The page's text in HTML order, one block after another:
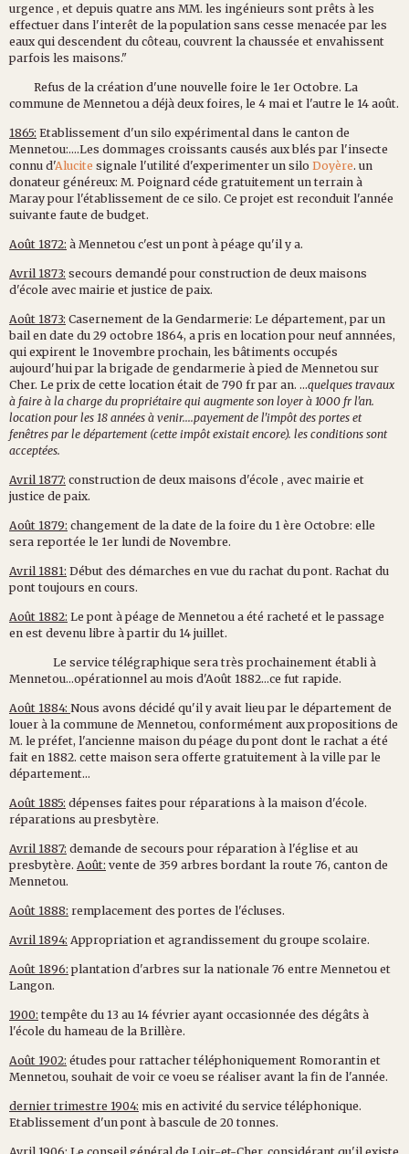
urgence , et depuis quatre ans MM. les ingénieurs sont prêts à les
effectuer dans l'interêt de la population sans cesse menacée par les
eaux qui descendent du côteau, couvrent la chaussée et envahissent
parfois les maisons."
Refus de la création d'une nouvelle foire le 1er Octobre. La
commune de Mennetou a déjà deux foires, le 4 mai et l'autre le 14 août.
1865: Etablissement d'un silo expérimental dans le canton de
Mennetou:....Les dommages croissants causés aux blés par l'insecte
connu d'Alucite signale l'utilité d'experimenter un silo Doyère. un
donateur généreux: M. Poignard céde gratuitement un terrain à
Maray pour l'établissement de ce silo. Ce projet est reconduit l'année
suivante faute de budget.
Août 1872: à Mennetou c'est un pont à péage qu'il y a.
Avril 1873: secours demandé pour construction de deux maisons
d'école avec mairie et justice de paix.
Août 1873: Casernement de la Gendarmerie: Le département, par un
bail en date du 29 octobre 1864, a pris en location pour neuf annnées,
qui expirent le 1novembre prochain, les bâtiments occupés
aujourd'hui par la brigade de gendarmerie à pied de Mennetou sur
Cher. Le prix de cette location était de 790 fr par an. ...quelques travaux
à faire à la charge du propriétaire qui augmente son loyer à 1000 fr l'an.
location pour les 18 années à venir....payement de l'impôt des portes et
fenêtres par le département (cette impôt existait encore). les conditions sont
acceptées.
Avril 1877: construction de deux maisons d'école , avec mairie et
justice de paix.
Août 1879: changement de la date de la foire du 1 ère Octobre: elle
sera reportée le 1er lundi de Novembre.
Avril 1881: Début des démarches en vue du rachat du pont. Rachat du
pont toujours en cours.
Août 1882: Le pont à péage de Mennetou a été racheté et le passage
en est devenu libre à partir du 14 juillet.
Le service télégraphique sera très prochainement établi à
Mennetou...opérationnel au mois d'Août 1882...ce fut rapide.
Août 1884: Nous avons décidé qu'il y avait lieu par le département de
louer à la commune de Mennetou, conformément aux propositions de
M. le préfet, l'ancienne maison du péage du pont dont le rachat a été
fait en 1882. cette maison sera offerte gratuitement à la ville par le
département...
Août 1885: dépenses faites pour réparations à la maison d'école.
réparations au presbytère.
Avril 1887: demande de secours pour réparation à l'église et au
presbytère. Août: vente de 359 arbres bordant la route 76, canton de
Mennetou.
Août 1888: remplacement des portes de l'écluses.
Avril 1894: Appropriation et agrandissement du groupe scolaire.
Août 1896: plantation d'arbres sur la nationale 76 entre Mennetou et
Langon.
1900: tempête du 13 au 14 février ayant occasionnée des dégâts à
l'école du hameau de la Brillère.
Août 1902: études pour rattacher téléphoniquement Romorantin et
Mennetou, souhait de voir ce voeu se réaliser avant la fin de l'année.
dernier trimestre 1904: mis en activité du service téléphonique.
Etablissement d'un pont à bascule de 20 tonnes.